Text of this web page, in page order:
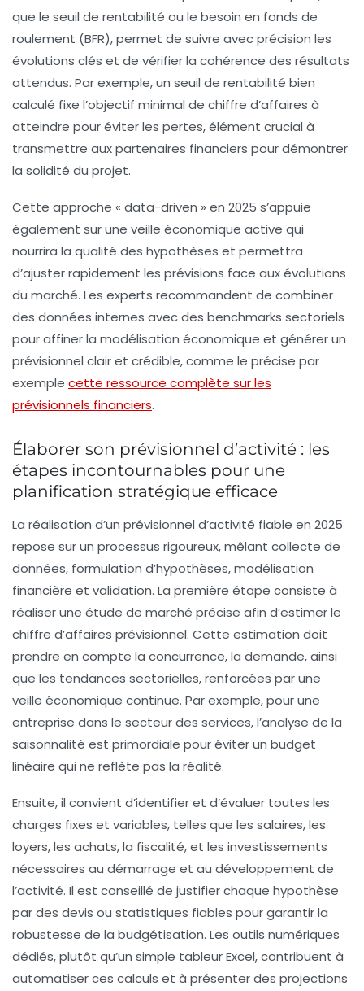
que le seuil de rentabilité ou le besoin en fonds de
roulement (BFR), permet de suivre avec précision les
évolutions clés et de vérifier la cohérence des résultats
attendus. Par exemple, un seuil de rentabilité bien
calculé fixe l’objectif minimal de chiffre d’affaires à
atteindre pour éviter les pertes, élément crucial à
transmettre aux partenaires financiers pour démontrer
la solidité du projet.
Cette approche « data-driven » en 2025 s’appuie
également sur une veille économique active qui
nourrira la qualité des hypothèses et permettra
d’ajuster rapidement les prévisions face aux évolutions
du marché. Les experts recommandent de combiner
des données internes avec des benchmarks sectoriels
pour affiner la modélisation économique et générer un
prévisionnel clair et crédible, comme le précise par
exemple cette ressource complète sur les
prévisionnels financiers.
Élaborer son prévisionnel d’activité : les
étapes incontournables pour une
planification stratégique efficace
La réalisation d’un prévisionnel d’activité fiable en 2025
repose sur un processus rigoureux, mêlant collecte de
données, formulation d’hypothèses, modélisation
financière et validation. La première étape consiste à
réaliser une étude de marché précise afin d’estimer le
chiffre d’affaires prévisionnel. Cette estimation doit
prendre en compte la concurrence, la demande, ainsi
que les tendances sectorielles, renforcées par une
veille économique continue. Par exemple, pour une
entreprise dans le secteur des services, l’analyse de la
saisonnalité est primordiale pour éviter un budget
linéaire qui ne reflète pas la réalité.
Ensuite, il convient d’identifier et d’évaluer toutes les
charges fixes et variables, telles que les salaires, les
loyers, les achats, la fiscalité, et les investissements
nécessaires au démarrage et au développement de
l’activité. Il est conseillé de justifier chaque hypothèse
par des devis ou statistiques fiables pour garantir la
robustesse de la budgétisation. Les outils numériques
dédiés, plutôt qu’un simple tableur Excel, contribuent à
automatiser ces calculs et à présenter des projections